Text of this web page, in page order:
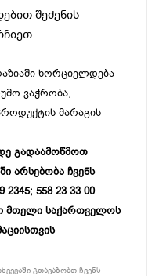
შეძენის
ხორციელდება
ვაჭრობა,
მარაგის
გადაამოწმოთ
არსებობა ჩვენს
558 23 33 00
მთელი საქართველოს
გთავაზობთ ჩვენს